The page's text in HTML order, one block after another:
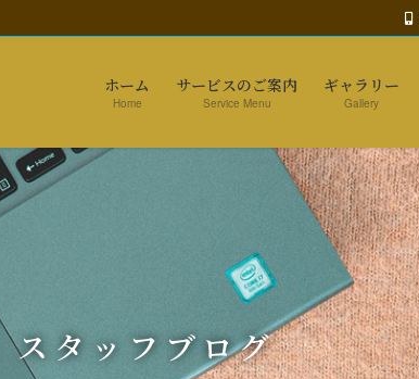
ホーム
Home
サービスのご案内
Service Menu
ギャラリー
Gallery
スタッフブログ